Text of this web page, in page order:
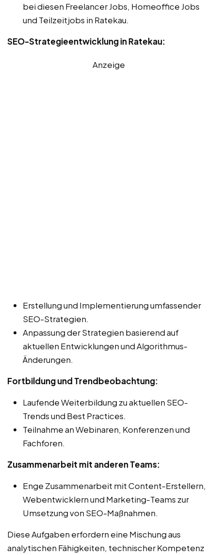
bei diesen Freelancer Jobs, Homeoffice Jobs
und Teilzeitjobs in Ratekau.
SEO-Strategieentwicklung in Ratekau:
Anzeige
Erstellung und Implementierung umfassender
SEO-Strategien.
Anpassung der Strategien basierend auf
aktuellen Entwicklungen und Algorithmus-
Änderungen.
Fortbildung und Trendbeobachtung:
Laufende Weiterbildung zu aktuellen SEO-
Trends und Best Practices.
Teilnahme an Webinaren, Konferenzen und
Fachforen.
Zusammenarbeit mit anderen Teams:
Enge Zusammenarbeit mit Content-Erstellern,
Webentwicklern und Marketing-Teams zur
Umsetzung von SEO-Maßnahmen.
Diese Aufgaben erfordern eine Mischung aus
analytischen Fähigkeiten, technischer Kompetenz